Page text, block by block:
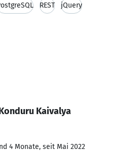
REST jQuery
Kaivalya
4 Monate, seit Mai 2022